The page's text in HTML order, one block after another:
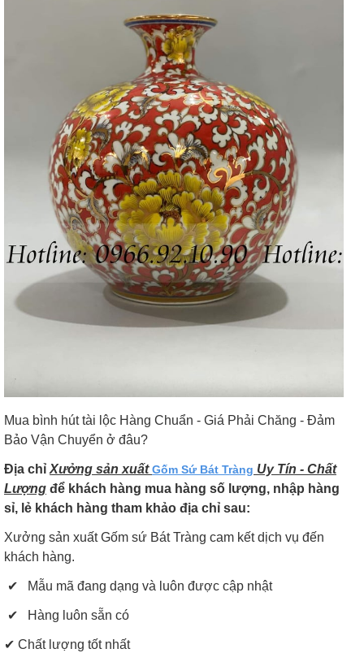
Mua bình hút tài lộc Hàng Chuẩn - Giá Phải Chăng - Đảm
Bảo Vận Chuyển ở đâu?
Địa chỉ Xưởng sản xuấtGốm Sứ Bát Tràng Uy Tín - Chất
Lượng để khách hàng mua hàng số lượng, nhập hàng
sỉ, lẻ khách hàng tham khảo địa chỉ sau:
Xưởng sản xuất Gốm sứ Bát Tràng cam kết dịch vụ đến
khách hàng.
✔ Mẫu mã đang dạng và luôn được cập nhật
✔ Hàng luôn sẵn có
✔ Chất lượng tốt nhất